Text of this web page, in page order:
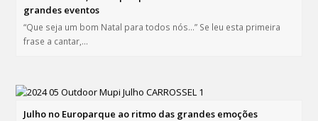
grandes eventos
“Que seja um bom Natal para todos nós…” Se leu esta primeira
frase a cantar,…
Julho no Europarque ao ritmo das grandes emoções